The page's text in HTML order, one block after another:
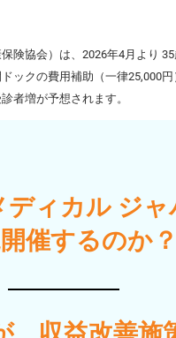
険協会）は、2026年4月より
ックの費用補助（一律25,000
者増が予想されます。
ディカル ジ
催するのか